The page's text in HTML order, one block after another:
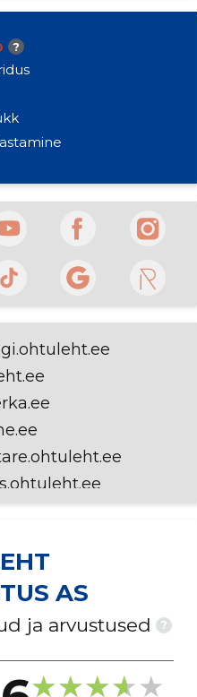
?
pood.ohtuleht.ee/products/eesti-mets?type=paber
digi.ohtuleht.ee
digi.ohtuleht.ee
digi.ohtuleht.ee
AS
ja arvustused ?